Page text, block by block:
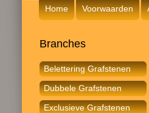
Home Voorwaarden
Branches
Belettering Grafstenen
Dubbele Grafstenen
Exclusieve Grafstenen